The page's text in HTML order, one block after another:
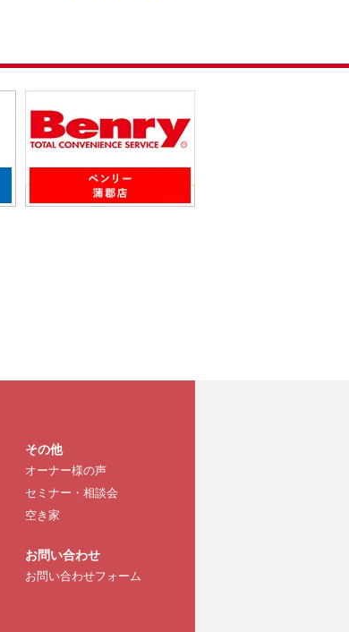
その他
オーナー様の声
セミナー・相談会
空き家
お問い合わせ
お問い合わせフォーム